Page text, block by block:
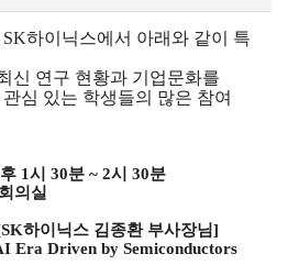
SK하이닉스에서 아래와 같이 특
신 연구 현황과 기업문화를
관심 있는 학생들의 많은 참여
1시 30분 ~ 2시 30분
의실
하이닉스 김종환 부사장님]
Era Driven by Semiconductors